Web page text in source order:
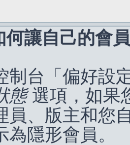
何讓自己的會
制台「偏好設
態選項，如果
員、版主和您
為隱形會員。